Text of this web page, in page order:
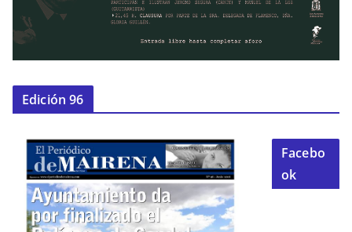
Edición 96
Facebo
ok